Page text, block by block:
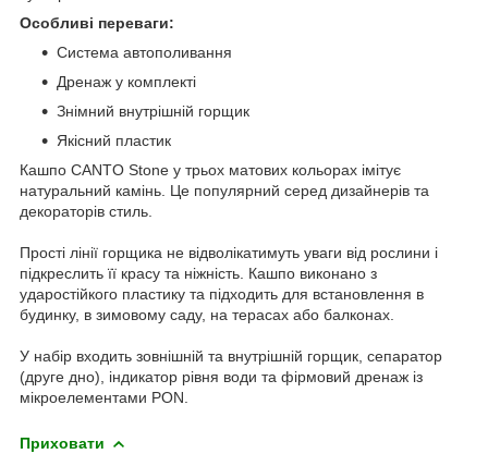
Особливі переваги:
Система автополивання
Дренаж у комплекті
Знімний внутрішній горщик
Якісний пластик
Кашпо CANTO Stone у трьох матових кольорах імітує
натуральний камінь. Це популярний серед дизайнерів та
декораторів стиль.
Прості лінії горщика не відволікатимуть уваги від рослини і
підкреслить її красу та ніжність. Кашпо виконано з
ударостійкого пластику та підходить для встановлення в
будинку, в зимовому саду, на терасах або балконах.
У набір входить зовнішній та внутрішній горщик, сепаратор
(друге дно), індикатор рівня води та фірмовий дренаж із
мікроелементами PON.
Приховати